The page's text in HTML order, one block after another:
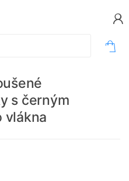
s černým
vlákna